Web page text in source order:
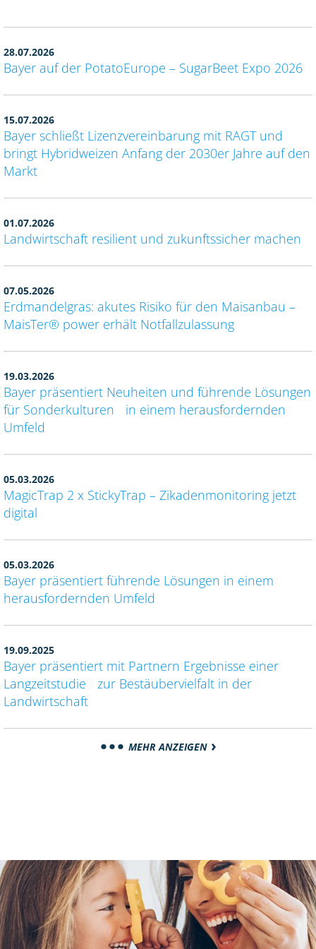
28.07.2026
Bayer auf der PotatoEurope – SugarBeet Expo 2026
15.07.2026
Bayer schließt Lizenzvereinbarung mit RAGT und
bringt Hybridweizen Anfang der 2030er Jahre auf den
Markt
01.07.2026
Landwirtschaft resilient und zukunftssicher machen
07.05.2026
Erdmandelgras: akutes Risiko für den Maisanbau –
MaisTer® power erhält Notfallzulassung
19.03.2026
Bayer präsentiert Neuheiten und führende Lösungen
für Sonderkulturen in einem herausfordernden
Umfeld
05.03.2026
MagicTrap 2 x StickyTrap – Zikadenmonitoring jetzt
digital
05.03.2026
Bayer präsentiert führende Lösungen in einem
herausfordernden Umfeld
19.09.2025
Bayer präsentiert mit Partnern Ergebnisse einer
Langzeitstudie zur Bestäubervielfalt in der
Landwirtschaft
MEHR ANZEIGEN